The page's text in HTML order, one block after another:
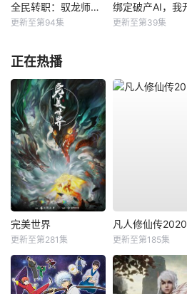
全民转职：驭龙师是最弱职业？动态漫
更新至第94集 更新至第39集
正在热播
完美世界
更新至第281集
凡人修仙传2020
更新至第185集